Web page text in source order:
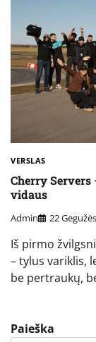
VERSLAS
Cherry
vidaus
Admin 22
Iš pirmo
– tylus variklis,
be pertraukų,
Paieška